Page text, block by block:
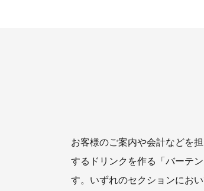
お客様のご案内や会計などを
するドリンクを作る「バーテ
す。いずれのセクションにお